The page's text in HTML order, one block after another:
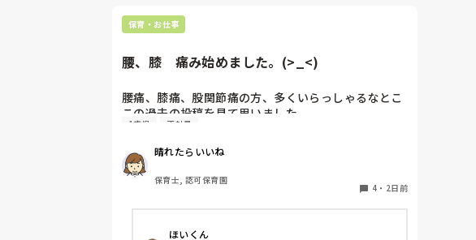
待つスタイルから一歩踏み出して、リーダー側から「〇
ください。
「毎日夕方に5分だけ進捗確認の時間を取る」などルー
ル化してしまうと、後輩も質問しやすくなりますよ。一
人で抱え込まず、声をかけやすい雰囲気作りから試して
保育・お仕事
腰、膝　痛み始めました。(>_<)
腰痛、膝痛、股関節痛の方、多くいらっしゃるなとこ
この過去の投稿を見て思いました。
という私も、２週間前、初めて腰痛になりました。
右腰が痛くて、起き上がれない。
ようやく起き上がっても、立てない。
1歳児 正社員
晴れたらいいね
保育士, 認可保育園
4 ・ 2日前
ほいくん